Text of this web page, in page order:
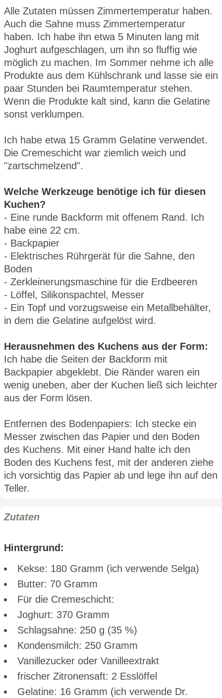
Alle Zutaten müssen Zimmertemperatur haben.
Auch die Sahne muss Zimmertemperatur
haben. Ich habe ihn etwa 5 Minuten lang mit
Joghurt aufgeschlagen, um ihn so fluffig wie
möglich zu machen. Im Sommer nehme ich alle
Produkte aus dem Kühlschrank und lasse sie ein
paar Stunden bei Raumtemperatur stehen.
Wenn die Produkte kalt sind, kann die Gelatine
sonst verklumpen.
Ich habe etwa 15 Gramm Gelatine verwendet.
Die Cremeschicht war ziemlich weich und
"zartschmelzend".
Welche Werkzeuge benötige ich für diesen
Kuchen?
- Eine runde Backform mit offenem Rand. Ich
habe eine 22 cm.
- Backpapier
- Elektrisches Rührgerät für die Sahne, den
Boden
- Zerkleinerungsmaschine für die Erdbeeren
- Löffel, Silikonspachtel, Messer
- Ein Topf und vorzugsweise ein Metallbehälter,
in dem die Gelatine aufgelöst wird.
Herausnehmen des Kuchens aus der Form:
Ich habe die Seiten der Backform mit
Backpapier abgeklebt. Die Ränder waren ein
wenig uneben, aber der Kuchen ließ sich leichter
aus der Form lösen.
Entfernen des Bodenpapiers: Ich stecke ein
Messer zwischen das Papier und den Boden
des Kuchens. Mit einer Hand halte ich den
Boden des Kuchens fest, mit der anderen ziehe
ich vorsichtig das Papier ab und lege ihn auf den
Teller.
Zutaten
Hintergrund:
Kekse: 180 Gramm (ich verwende Selga)
Butter: 70 Gramm
Für die Cremeschicht:
Joghurt: 370 Gramm
Schlagsahne: 250 g (35 %)
Kondensmilch: 250 Gramm
Vanillezucker oder Vanilleextrakt
frischer Zitronensaft: 2 Esslöffel
Gelatine: 16 Gramm (ich verwende Dr.